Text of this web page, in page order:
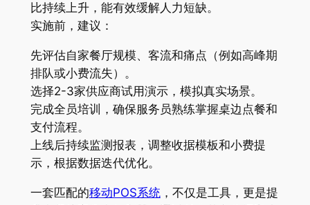
比持续上升，能有效缓解人力短缺。
实施前，建议：
先评估自家餐厅规模、客流和痛点（例如高峰期
排队或小费流失）。
选择2-3家供应商试用演示，模拟真实场景。
完成全员培训，确保服务员熟练掌握桌边点餐和
支付流程。
上线后持续监测报表，调整收据模板和小费提
示，根据数据迭代优化。
一套匹配的移动POS系统，不仅是工具，更是提